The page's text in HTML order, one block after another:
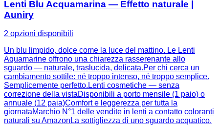
Lenti Blu Acquamarina — Effetto naturale |
Auniry
2 opzioni disponibili
Un blu limpido, dolce come la luce del mattino. Le Lenti
Aquamarine offrono una chiarezza rasserenante allo
sguardo — naturale, traslucida, delicata.Per chi cerca un
cambiamento sottile: né troppo intenso, né troppo semplice.
Semplicemente perfetto.Lenti cosmetiche — senza
correzione della vistaDisponibili a porto mensile (1 paio) o
annuale (12 paia)Comfort e leggerezza per tutta la
giornataMarchio N°1 delle vendite in lenti a contatto coloranti
naturali su AmazonLa sottigliezza di uno sguardo acquatico.